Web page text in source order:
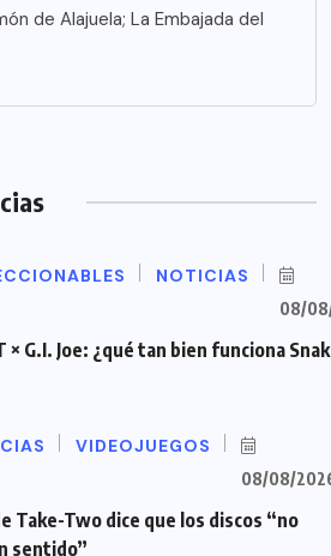
de Alajuela; La Embajada del
NOTICIAS
08/
× G.I. Joe: ¿qué tan bien funciona
VIDEOJUEGOS
08/08/
Take-Two dice que los discos “no
sentido”